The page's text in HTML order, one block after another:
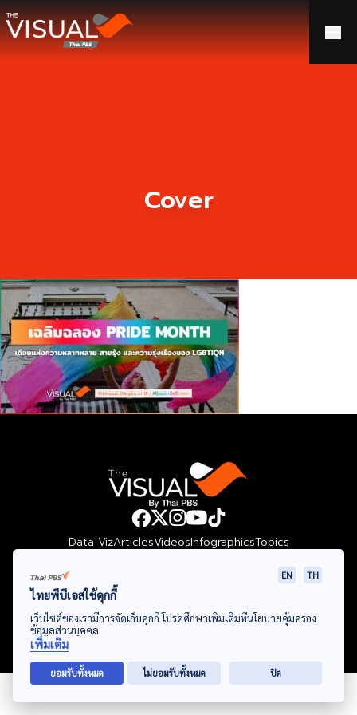
ข้ามไปยังเนื้อหา
Cover
Data VizArticlesVideosInfographicsTopics
© Thai Public Broadcasting Service. All Rights Reserved
ไทยพีบีเอสใช้คุกกี้
EN TH
เว็บไซต์ของเรามีการจัดเก็บคุกกี้ โปรดศึกษาเพิ่มเติมที่นโยบายคุ้มครอง
ข้อมูลส่วนบุคคล
เพิ่มเติม
ยอมรับทั้งหมด ไม่ยอมรับทั้งหมด ปิด